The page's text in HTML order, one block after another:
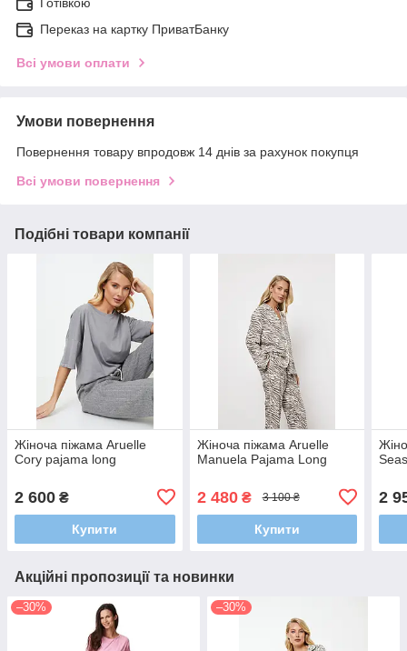
Переказ на картку ПриватБанку
Всі умови оплати
Умови повернення
Повернення товару впродовж 14 днів за рахунок покупця
Всі умови повернення
Подібні товари компанії
Жіноча піжама Aruelle
Cory pajama long
2 600 ₴
Купити
Жіноча піжама Aruelle
Manuela Pajama Long
2 480₴ 3 100 ₴
Купити
2
Акційні пропозиції та новинки
–30% –30%